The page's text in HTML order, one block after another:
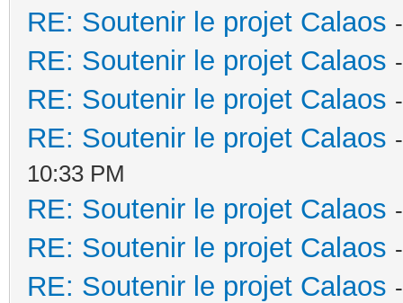
RE: Soutenir le projet Calaos
RE: Soutenir le projet Calaos
RE: Soutenir le projet Calaos
RE: Soutenir le projet Calaos
10:33 PM
RE: Soutenir le projet Calaos
RE: Soutenir le projet Calaos
RE: Soutenir le projet Calaos